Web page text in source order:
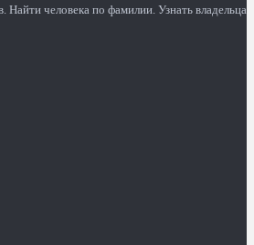
человека по фамилии. Узнать владельца